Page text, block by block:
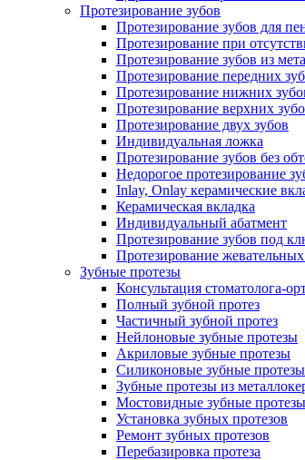
Протезирование зубов
Протезирование зубов для
Протезирование при
Протезирование зубов из
Протезирование передних
Протезирование нижних
Протезирование верхних
Протезирование двух зубов
Индивидуальная ложка
Протезирование зубов без
Недорогое протезирование
Inlay, Onlay керамические
Керамическая вкладка
Индивидуальный абатмент
Протезирование зубов под
Протезирование жевательных
Зубные протезы
Консультация стоматолога-
Полный зубной протез
Частичный зубной протез
Нейлоновые зубные протезы
Акриловые зубные протезы
Силиконовые зубные протезы
Зубные протезы из
Мостовидные зубные протезы
Установка зубных протезов
Ремонт зубных протезов
Перебазировка протеза